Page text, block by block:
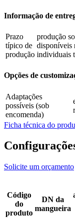
Informação de
Prazo
típico de
produção
produção
disponíveis
individuais
Opções de
Adaptações
possíveis (sob
encomenda)
Ficha técnica do
Solicite um orçamento
Código
do
produto
DN da
mangueira